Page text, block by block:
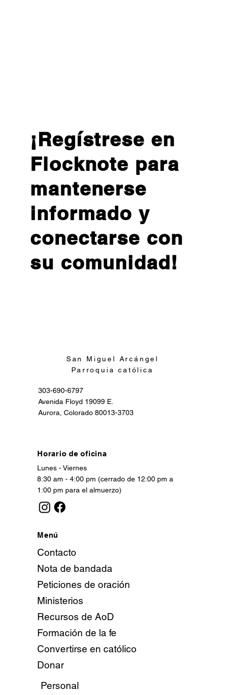
¡Regístrese en
Flocknote para
mantenerse
informado y
conectarse con
su comunidad!
303-690-6797
Avenida Floyd 19099 E.
Aurora, Colorado 80013-3703
San Miguel Arcángel
Parroquia católica
Menú
Contacto
Nota de bandada
Peticiones de oración
Ministerios
Recursos de AoD
Formación de la fe
Convertirse en católico
Donar
Personal
Horario de oficina
Lunes - Viernes
8:30 am - 4:00 pm (cerrado de 12:00 pm a
1:00 pm para el almuerzo)